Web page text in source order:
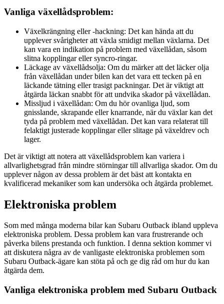
Vanliga växellådsproblem:
Växelkrängning eller -hackning: Det kan hända att du
upplever svårigheter att växla smidigt mellan växlarna. Det
kan vara en indikation på problem med växellådan, såsom
slitna kopplingar eller syncro-ringar.
Läckage av växellådsolja: Om du märker att det läcker olja
från växellådan under bilen kan det vara ett tecken på en
läckande tätning eller trasigt packningar. Det är viktigt att
åtgärda läckan snabbt för att undvika skador på växellådan.
Missljud i växellådan: Om du hör ovanliga ljud, som
gnisslande, skrapande eller knarrande, när du växlar kan det
tyda på problem med växellådan. Det kan vara relaterat till
felaktigt justerade kopplingar eller slitage på växeldrev och
lager.
Det är viktigt att notera att växellådsproblem kan variera i
allvarlighetsgrad från mindre störningar till allvarliga skador. Om du
upplever någon av dessa problem är det bäst att kontakta en
kvalificerad mekaniker som kan undersöka och åtgärda problemet.
Elektroniska problem
Som med många moderna bilar kan Subaru Outback ibland uppleva
elektroniska problem. Dessa problem kan vara frustrerande och
påverka bilens prestanda och funktion. I denna sektion kommer vi
att diskutera några av de vanligaste elektroniska problemen som
Subaru Outback-ägare kan stöta på och ge dig råd om hur du kan
åtgärda dem.
Vanliga elektroniska problem med Subaru Outback